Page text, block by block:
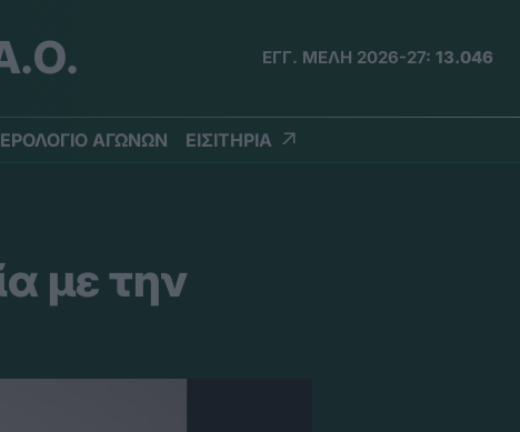
ΕΓΓ. ΜΕΛΗ 2026-27: 13.046
ΑΓΩΝΩΝ ΕΙΣΙΤΗΡΙΑ
με την